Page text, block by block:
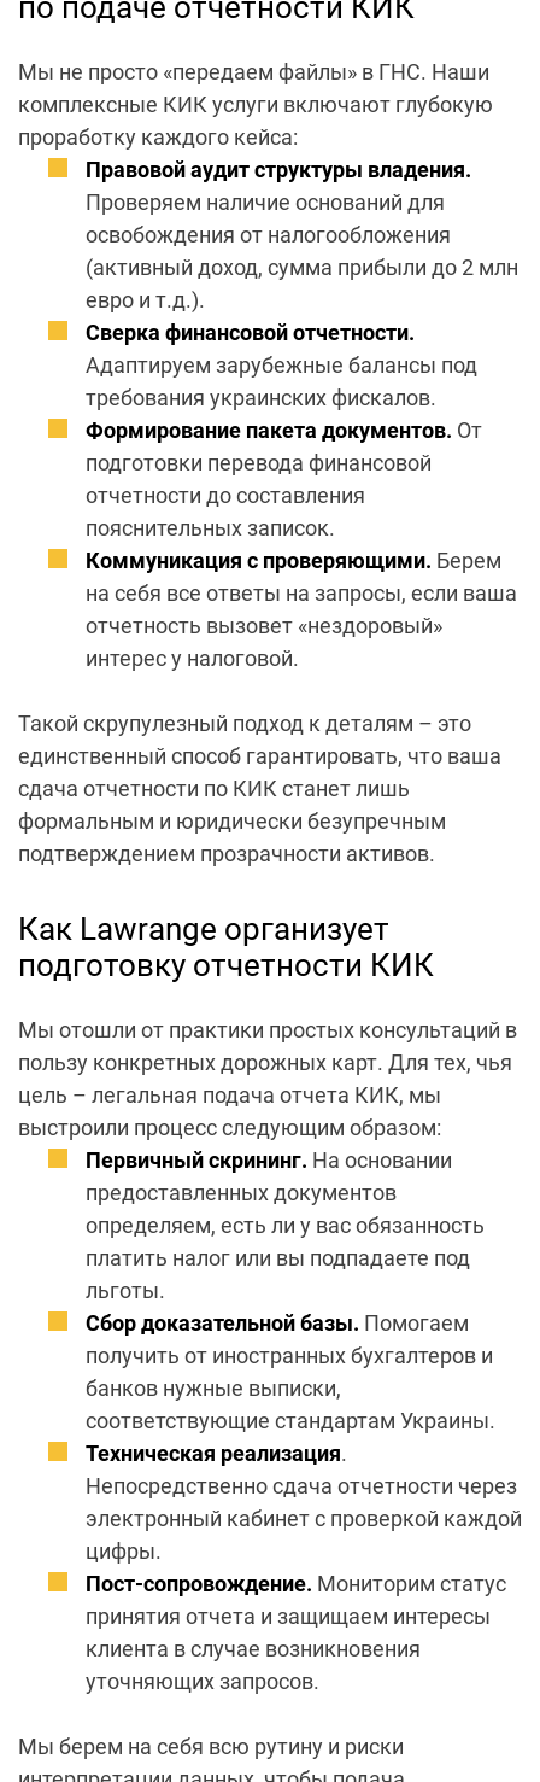
по подаче отчетности КИК
Мы не просто «передаем файлы» в ГНС. Наши
комплексные КИК услуги включают глубокую
проработку каждого кейса:
Правовой аудит структуры владения.
Проверяем наличие оснований для
освобождения от налогообложения
(активный доход, сумма прибыли до 2 млн
евро и т.д.).
Сверка финансовой отчетности.
Адаптируем зарубежные балансы под
требования украинских фискалов.
Формирование пакета документов. От
подготовки перевода финансовой
отчетности до составления
пояснительных записок.
Коммуникация с проверяющими. Берем
на себя все ответы на запросы, если ваша
отчетность вызовет «нездоровый»
интерес у налоговой.
Такой скрупулезный подход к деталям – это
единственный способ гарантировать, что ваша
сдача отчетности по КИК станет лишь
формальным и юридически безупречным
подтверждением прозрачности активов.
Как Lawrange организует
подготовку отчетности КИК
Мы отошли от практики простых консультаций в
пользу конкретных дорожных карт. Для тех, чья
цель – легальная подача отчета КИК, мы
выстроили процесс следующим образом:
Первичный скрининг. На основании
предоставленных документов
определяем, есть ли у вас обязанность
платить налог или вы подпадаете под
льготы.
Сбор доказательной базы. Помогаем
получить от иностранных бухгалтеров и
банков нужные выписки,
соответствующие стандартам Украины.
Техническая реализация.
Непосредственно сдача отчетности через
электронный кабинет с проверкой каждой
цифры.
Пост-сопровождение. Мониторим статус
принятия отчета и защищаем интересы
клиента в случае возникновения
уточняющих запросов.
Мы берем на себя всю рутину и риски